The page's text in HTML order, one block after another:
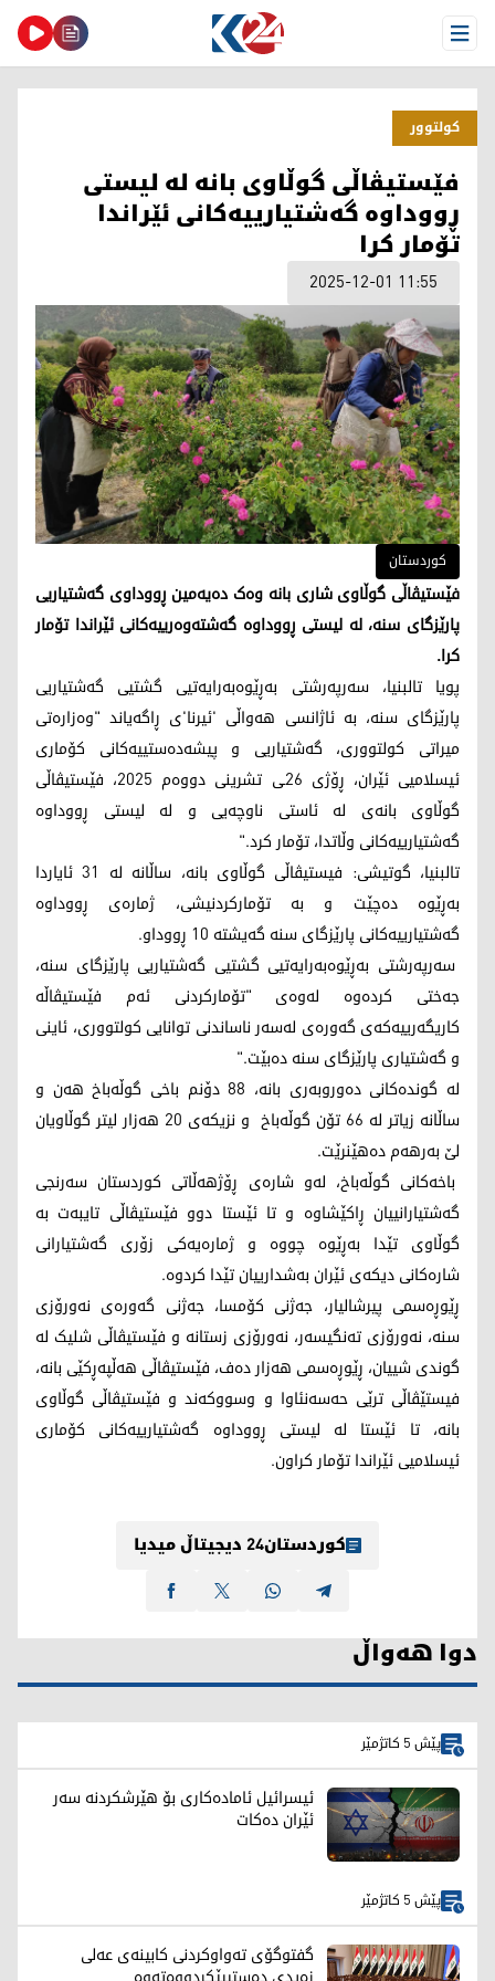
Open Menu
كولتوور
فێستیڤاڵی گوڵاوی بانە لە لیستی
ڕووداوە گەشتیارییەکانی ئێراندا
تۆمار کرا
2025-12-01 11:55
کوردستان
فێستیڤاڵی گوڵاوی شاری بانە وەک دەیەمین ڕووداوی گەشتیاریی
پارێزگای سنە، لە لیستی ڕووداوە گەشتەوەرییەکانی ئێراندا تۆمار
کرا.
پویا تالبنیا، سەرپەرشتی بەڕێوەبەرایەتیی گشتیی گەشتیاریی
پارێزگای سنە، بە ئاژانسی هەواڵی 'ئیرنا'ی ڕاگەیاند "وەزارەتی
میراتی کولتووری، گەشتیاریی و پیشەدەستییەکانی کۆماری
ئیسلامیی ئێران، ڕۆژی 26ـی تشرینی دووەم 2025، فێستیڤاڵی
گوڵاوی بانەی لە ئاستی ناوچەیی و لە لیستی ڕووداوە
گەشتیارییەکانی وڵاتدا، تۆمار کرد."
تالبنیا، گوتیشی: فیستیڤاڵی گوڵاوی بانە، ساڵانە لە 31 ئایاردا
بەڕێوە دەچێت و بە تۆمارکردنیشی، ژمارەی ڕووداوە
گەشتیارییەکانی پارێزگای سنە گەیشتە 10 ڕووداو.
سەرپەرشتی بەڕێوەبەرایەتیی گشتیی گەشتیاریی پارێزگای سنە،
جەختی کردەوە لەوەی "تۆمارکردنی ئەم فێستیڤاڵە
کاریگەرییەکەی گەورەی لەسەر ناساندنی توانایی کولتووری، ئاینی
و گەشتیاری پارێزگای سنە دەبێت."
لە گوندەکانی دەوروبەری بانە، 88 دۆنم باخی گوڵەباخ هەن و
ساڵانە زیاتر لە 66 تۆن گوڵەباخ و نزیکەی 20 هەزار لیتر گوڵاویان
لێ بەرهەم دەهێنرێت.
باخەکانی گوڵەباخ، لەو شارەی ڕۆژهەڵاتی کوردستان سەرنجی
گەشتیارانییان ڕاکێشاوە و تا ئێستا دوو فێستیڤاڵی تایبەت بە
گوڵاوی تێدا بەڕێوە چووە و ژمارەیەکی زۆری گەشتیارانی
شارەکانی دیکەی ئێران بەشدارییان تێدا کردوە.
ڕێوڕەسمی پیرشالیار، جەژنی کۆمسا، جەژنی گەورەی نەورۆزی
سنە، نەورۆزی تەنگیسەر، نەورۆزی زستانە و فێستیڤاڵی شلیک لە
گوندی شییان، ڕێوڕەسمی هەزار دەف، فێستیڤاڵی هەڵپەڕكێی بانە،
فیستێڤاڵی ترێی حەسەنئاوا و وسووکەند و فێستیڤاڵی گوڵاوی
بانە، تا ئێستا لە لیستی ڕووداوە گەشتیارییەکانی کۆماری
ئیسلامیی ئێراندا تۆمار کراون.
کوردستان24 دیجیتاڵ میدیا
دوا هەواڵ
پێش 5 کاتژمێر
ئیسرائیل ئامادەکاری بۆ هێرشکردنە سەر
ئێران دەکات
پێش 5 کاتژمێر
گفتوگۆی تەواوكردنی كابینەی عەلی